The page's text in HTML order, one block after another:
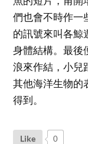
們也會不時作一
的訊號來叫各鯨
身體結構。最後
浪來作結，小兒
其他海洋生物的
得到。
Like 0